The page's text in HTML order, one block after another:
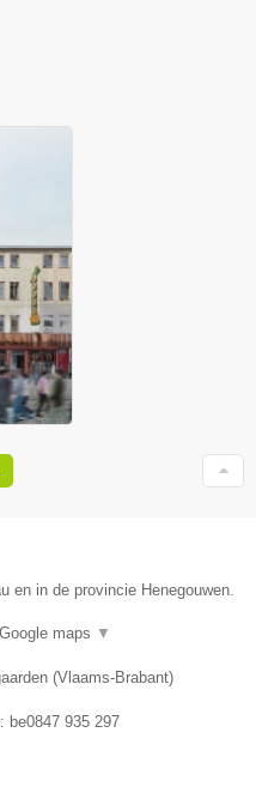
en in de provincie Henegouwen.
Google maps ▼
(Vlaams-Brabant)
be0847 935 297